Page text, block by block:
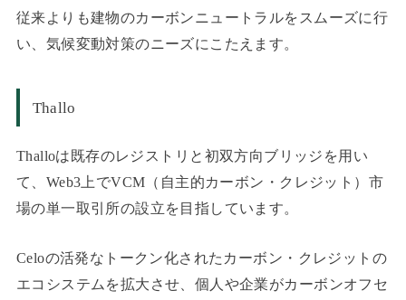
従来よりも建物のカーボンニュートラルをスムーズに行
い、気候変動対策のニーズにこたえます。
Thallo
Thalloは既存のレジストリと初双方向ブリッジを用い
て、Web3上でVCM（自主的カーボン・クレジット）市
場の単一取引所の設立を目指しています。
Celoの活発なトークン化されたカーボン・クレジットの
エコシステムを拡大させ、個人や企業がカーボンオフセ